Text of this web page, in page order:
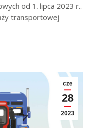
od 1. lipca 2023 r..
transportowej
cze
28
2023